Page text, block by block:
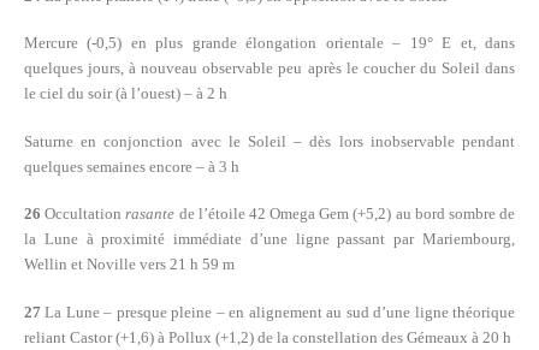
Mercure (-0,5) en plus grande élongation orientale – 19° E et, dans
quelques jours, à nouveau observable peu après le coucher du Soleil dans
le ciel du soir (à l’ouest) – à 2 h
Saturne en conjonction avec le Soleil – dès lors inobservable pendant
quelques semaines encore – à 3 h
26 Occultationrasante de l’étoile 42 Omega Gem (+5,2) au bord sombre de
la Lune à proximité immédiate d’une ligne passant par Mariembourg,
Wellin et Noville vers 21 h 59 m
27 La Lune – presque pleine – en alignement au sud d’une ligne théorique
reliant Castor (+1,6) à Pollux (+1,2) de la constellation des Gémeaux à 20 h